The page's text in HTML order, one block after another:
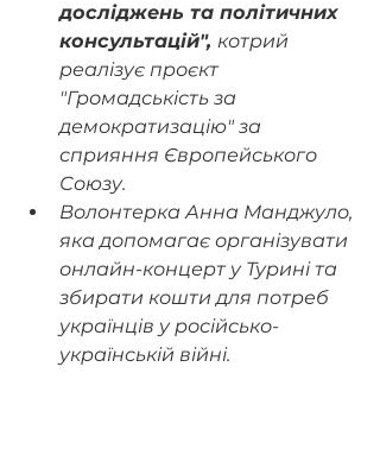
досліджень та політичних
консультацій", котрий
реалізує проєкт
"Громадськість за
демократизацію" за
сприяння Європейського
Союзу.
Волонтерка Анна Манджуло,
яка допомагає організувати
онлайн-концерт у Турині та
збирати кошти для потреб
українців у російсько-
українській війні.